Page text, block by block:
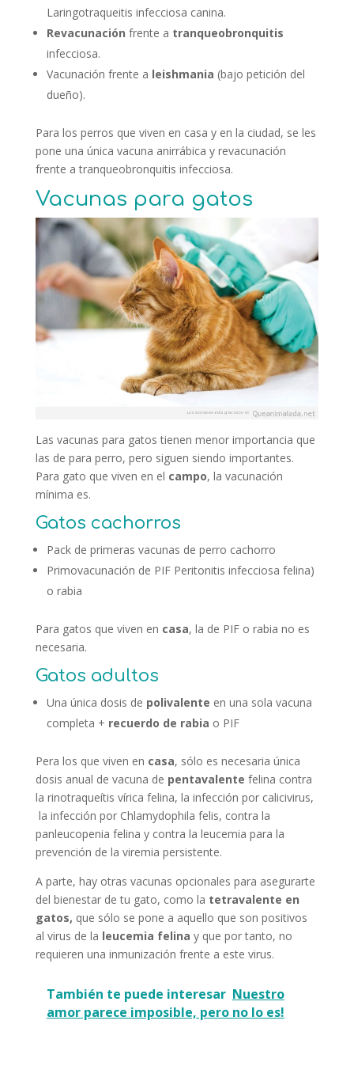
Laringotraqueitis infecciosa canina.
Revacunación frente a tranqueobronquitis
infecciosa.
Vacunación frente a leishmania (bajo petición del
dueño).
Para los perros que viven en casa y en la ciudad, se les
pone una única vacuna anirrábica y revacunación
frente a tranqueobronquitis infecciosa.
Vacunas para gatos
Las vacunas para gatos tienen menor importancia que
las de para perro, pero siguen siendo importantes.
Para gato que viven en el campo, la vacunación
mínima es.
Gatos cachorros
Pack de primeras vacunas de perro cachorro
Primovacunación de PIF Peritonitis infecciosa felina)
o rabia
Para gatos que viven en casa, la de PIF o rabia no es
necesaria.
Gatos adultos
Una única dosis de polivalente en una sola vacuna
completa + recuerdo de rabia o PIF
Pera los que viven en casa, sólo es necesaria única
dosis anual de vacuna de pentavalente felina contra
la rinotraqueítis vírica felina, la infección por calicivirus,
la infección por Chlamydophila felis, contra la
panleucopenia felina y contra la leucemia para la
prevención de la viremia persistente.
A parte, hay otras vacunas opcionales para asegurarte
del bienestar de tu gato, como la tetravalente en
gatos, que sólo se pone a aquello que son positivos
al virus de la leucemia felina y que por tanto, no
requieren una inmunización frente a este virus.
También te puede interesar Nuestro
amor parece imposible, pero no lo es!